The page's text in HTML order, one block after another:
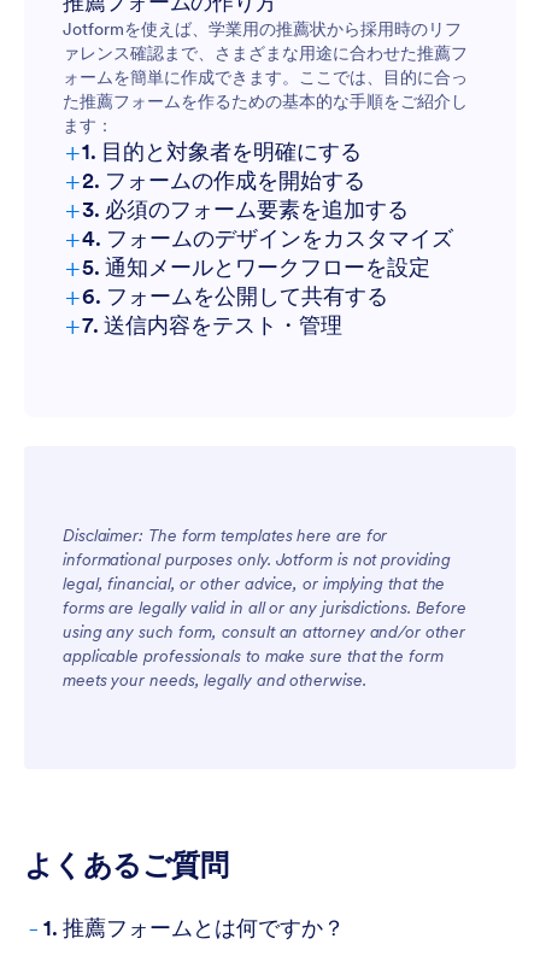
Jotformを使えば、学業用の推薦状から採用時のリフ
ァレンス確認まで、さまざまな用途に合わせた推薦フ
ォームを簡単に作成できます。ここでは、目的に合っ
た推薦フォームを作るための基本的な手順をご紹介し
ます：
+1. 目的と対象者を明確にする
+2. フォームの作成を開始する
+3. 必須のフォーム要素を追加する
+4. フォームのデザインをカスタマイズ
+5. 通知メールとワークフローを設定
+6. フォームを公開して共有する
+7. 送信内容をテスト・管理
Disclaimer: The form templates here are for
informational purposes only. Jotform is not providing
legal, financial, or other advice, or implying that the
forms are legally valid in all or any jurisdictions. Before
using any such form, consult an attorney and/or other
applicable professionals to make sure that the form
meets your needs, legally and otherwise.
よくあるご質問
- 1. 推薦フォームとは何ですか？